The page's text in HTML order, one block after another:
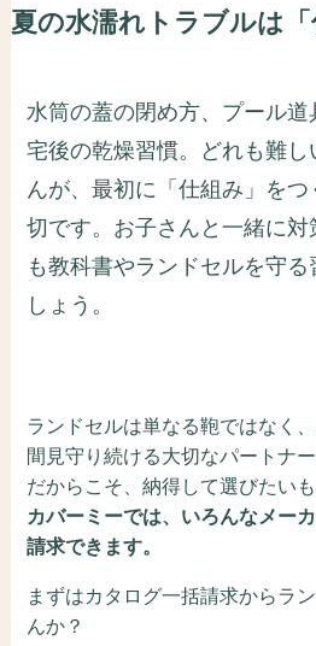
夏の水濡れトラブルは
水筒の蓋の閉め方、プール
宅後の乾燥習慣。どれも難
んが、最初に「仕組み」を
切です。お子さんと一緒に
も教科書やランドセルを守る
しょう。
ランドセルは単なる鞄ではなく
間見守り続ける大切なパートナー
だからこそ、納得して選びたいも
カバーミーでは、いろんなメー
請求できます。
まずはカタログ一括請求からラ
んか？